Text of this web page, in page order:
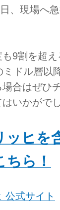
、現場へ
9割を超
ドル層以
合はぜひ
いかがで
ヒを
ら！
式サイト